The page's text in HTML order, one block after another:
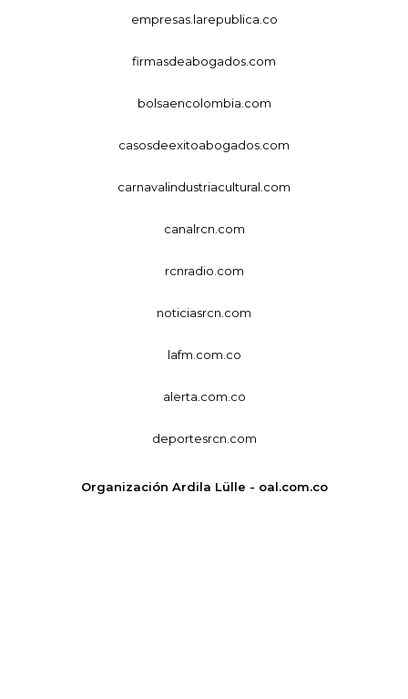
empresas.larepublica.co
firmasdeabogados.com
bolsaencolombia.com
casosdeexitoabogados.com
carnavalindustriacultural.com
canalrcn.com
rcnradio.com
noticiasrcn.com
lafm.com.co
alerta.com.co
deportesrcn.com
Organización Ardila Lülle - oal.com.co